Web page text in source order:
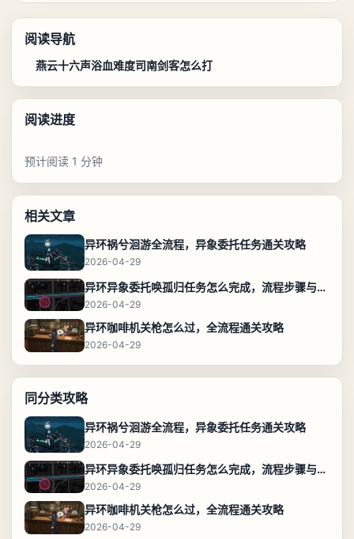
阅读导航
燕云十六声浴血难度司南剑客怎么打
阅读进度
预计阅读 1 分钟
相关文章
异环祸兮洄游全流程，异象委托任务通关攻略
2026-04-29
异环异象委托唤孤归任务怎么完成，流程步骤与位置攻略
2026-04-29
异环咖啡机关枪怎么过，全流程通关攻略
2026-04-29
同分类攻略
异环祸兮洄游全流程，异象委托任务通关攻略
2026-04-29
异环异象委托唤孤归任务怎么完成，流程步骤与位置攻略
2026-04-29
异环咖啡机关枪怎么过，全流程通关攻略
2026-04-29